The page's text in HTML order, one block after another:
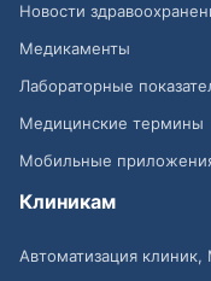
Новости
Медикаменты
Лабораторные
Медицинские термины
Мобильные
Клиникам
Автоматизация